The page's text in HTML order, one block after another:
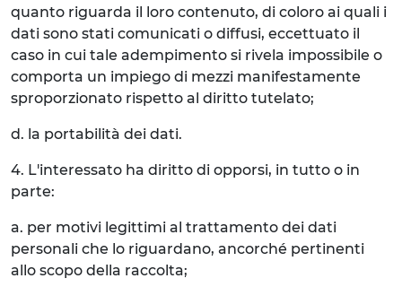
quanto riguarda il loro contenuto, di coloro ai quali i
dati sono stati comunicati o diffusi, eccettuato il
caso in cui tale adempimento si rivela impossibile o
comporta un impiego di mezzi manifestamente
sproporzionato rispetto al diritto tutelato;
d. la portabilità dei dati.
4. L'interessato ha diritto di opporsi, in tutto o in
parte:
a. per motivi legittimi al trattamento dei dati
personali che lo riguardano, ancorché pertinenti
allo scopo della raccolta;